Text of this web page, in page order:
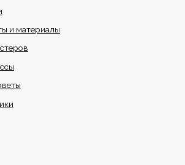
и материалы